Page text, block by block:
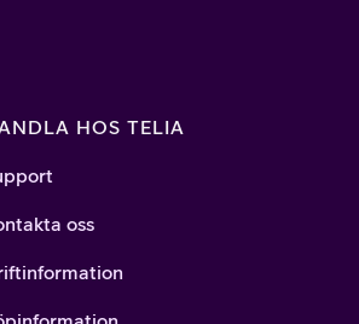
HOS TELIA
oss